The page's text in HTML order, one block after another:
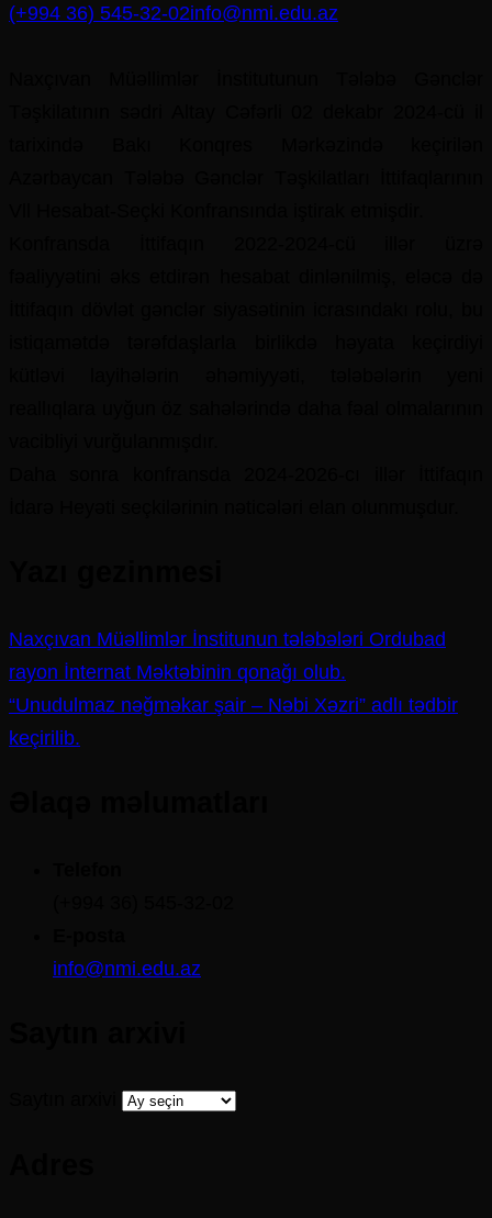
(+994 36) 545-32-02info@nmi.edu.az
Naxçıvan Müəllimlər İnstitunun tələbələri Ordubad
rayon İnternat Məktəbinin qonağı olub.
“Unudulmaz nəğməkar şair – Nəbi Xəzri” adlı tədbir
keçirilib.
info@nmi.edu.az